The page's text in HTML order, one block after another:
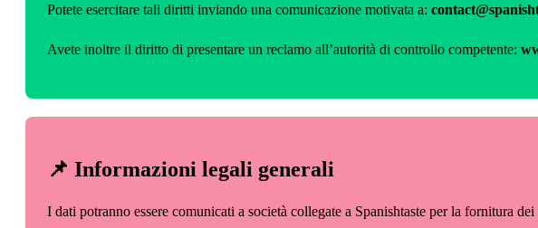
Potete esercitare tali diritti inviando una comunicazione motivata a:
Avete inoltre il diritto di presentare un reclamo all’autorità di controllo competente:
📌 Informazioni legali generali
I dati potranno essere comunicati a società collegate a Spanishtaste per la fornitura